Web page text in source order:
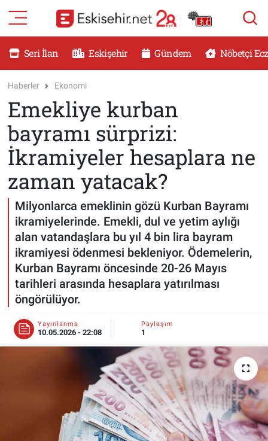
Seri İlan Eskişehir Gündem Nöbetçi
Haberler Ekonomi
Emekliye kurban
bayramı sürprizi:
İkramiyeler hesaplara ne
zaman yatacak?
Milyonlarca emeklinin gözü Kurban Bayramı
ikramiyelerinde. Emekli, dul ve yetim aylığı
alan vatandaşlara bu yıl 4 bin lira bayram
ikramiyesi ödenmesi bekleniyor. Ödemelerin,
Kurban Bayramı öncesinde 20-26 Mayıs
tarihleri arasında hesaplara yatırılması
öngörülüyor.
Yayınlanma
10.05.2026 - 22:08
Paylaşım
1
RESMİ İLANLAR
DÜNYA
SAĞLIK
MAGAZİN
KADIN
TEKNOLOJİ
YEMEK
ESKİŞEHİR NÖBETÇİ ECZANELER
Eskişehir Haber İçerikleri
Eskişehir Hava Durumu
Eskişehir Tramvay Saatleri
Eskişehir Otobüs Saatleri
Eskişehir Nöbetçi Eczaneler
Eskişehir Namaz Vakitleri
Eskişehir Trafik Yoğunluk Haritası
Süper Lig Puan Durumu ve Fikstür
Tüm Manşetler
Son Dakika Haberleri
Haber Arşivi